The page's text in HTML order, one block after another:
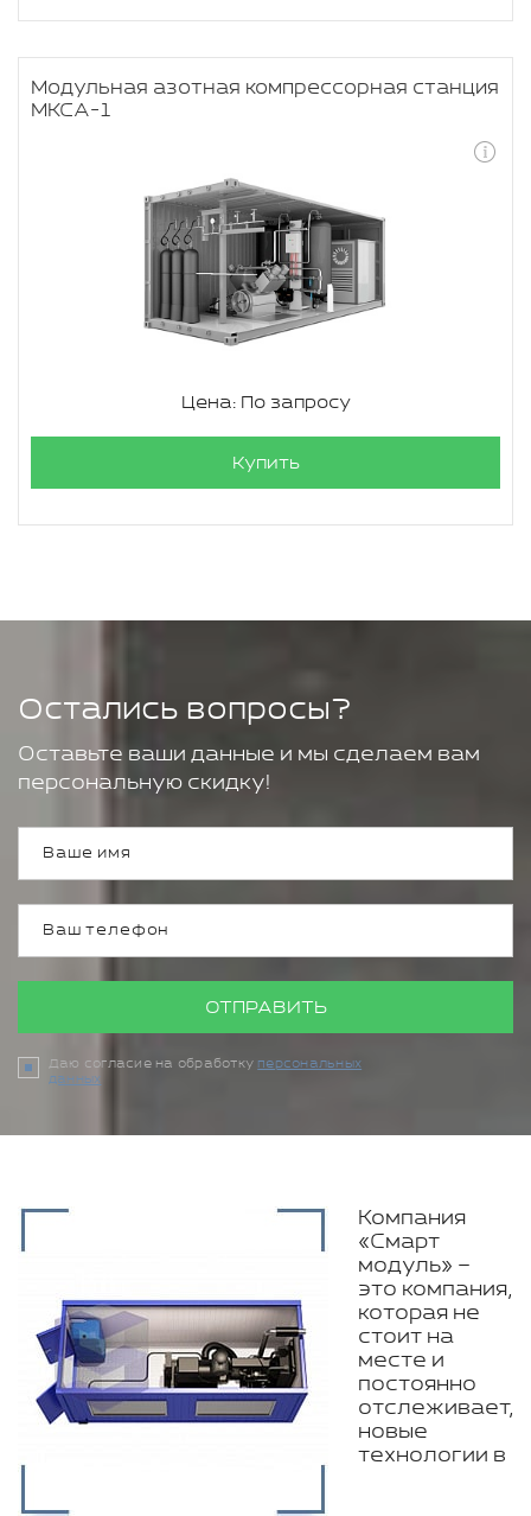
Модульная азотная компрессорная станция
МКСА-1
Цена: По запросу
Купить
Остались вопросы?
Оставьте ваши данные и мы сделаем вам
персональную скидку!
ОТПРАВИТЬ
Даю согласие на обработку персональных
данных
Компания
«Смарт
модуль» –
это компания,
которая не
стоит на
месте и
постоянно
отслеживает,
новые
технологии в